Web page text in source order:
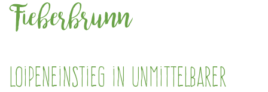
Fieberbrunn
Loipeneinstieg in unmittelbarer